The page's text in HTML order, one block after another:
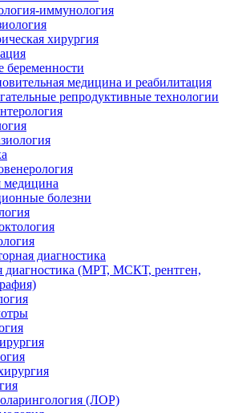
иммунология
хирургия
беременности
медицина и реабилитация
репродуктивные технологии
медицина
болезни
диагностика
диагностика (МРТ, МСКТ, рентген,
(ЛОР)